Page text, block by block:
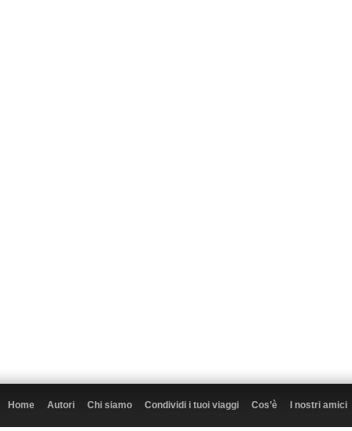
Home Autori Chi siamo Condividi i tuoi viaggi Cos’è I nostri amici